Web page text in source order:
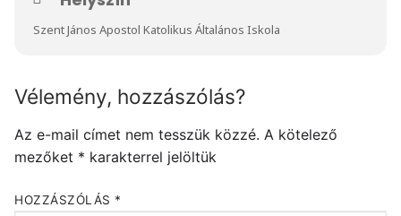
Szent János Apostol Katolikus Általános Iskola
Vélemény, hozzászólás?
Az e-mail címet nem tesszük közzé. A kötelező
mezőket * karakterrel jelöltük
HOZZÁSZÓLÁS *